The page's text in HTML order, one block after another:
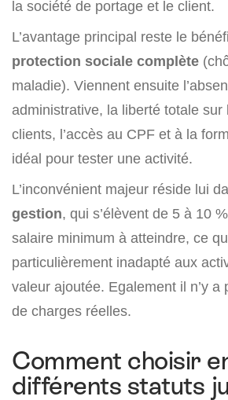
la société de portage et le client.
L’avantage principal reste le
protection sociale complète
maladie). Viennent ensuite
administrative, la liberté totale sur
clients, l’accès au CPF et à la
idéal pour tester une activité.
L’inconvénient majeur réside lui
gestion, qui s’élèvent de 5 à 10
salaire minimum à atteindre, ce
particulièrement inadapté aux
valeur ajoutée. Egalement il n’y a
de charges réelles.
Comment choisir
différents statuts